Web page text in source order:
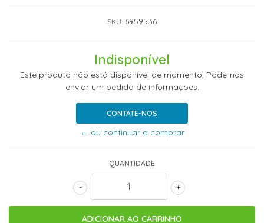
SKU: 6959536
Indisponível
Este produto não está disponível de momento. Pode-nos
enviar um pedido de informações.
CONTATE-NOS
← ou continuar a comprar
QUANTIDADE
+
-